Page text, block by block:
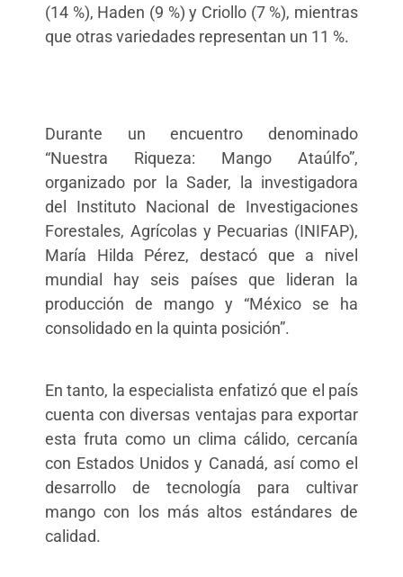
(14 %), Haden (9 %) y Criollo (7 %), mientras
que otras variedades representan un 11 %.
Durante un encuentro denominado
“Nuestra Riqueza: Mango Ataúlfo”,
organizado por la Sader, la investigadora
del Instituto Nacional de Investigaciones
Forestales, Agrícolas y Pecuarias (INIFAP),
María Hilda Pérez, destacó que a nivel
mundial hay seis países que lideran la
producción de mango y “México se ha
consolidado en la quinta posición”.
En tanto, la especialista enfatizó que el país
cuenta con diversas ventajas para exportar
esta fruta como un clima cálido, cercanía
con Estados Unidos y Canadá, así como el
desarrollo de tecnología para cultivar
mango con los más altos estándares de
calidad.